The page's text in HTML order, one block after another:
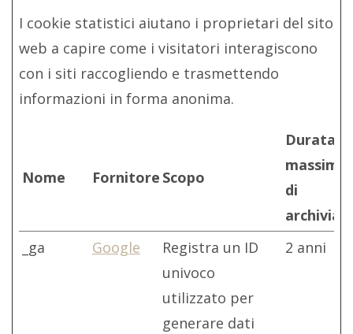
I cookie statistici aiutano i proprietari del sito
web a capire come i visitatori interagiscono
con i siti raccogliendo e trasmettendo
informazioni in forma anonima.
Nome Fornitore Scopo
Durata
massima
di
_ga
Google
Registra un ID
univoco
utilizzato per
generare dati
2 anni